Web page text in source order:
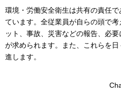
環境・労働安全衛生は共有の責任
ています。全従業員が自らの頭で
ット、事故、災害などの報告、必要
が求められます。また、これらを
進します。